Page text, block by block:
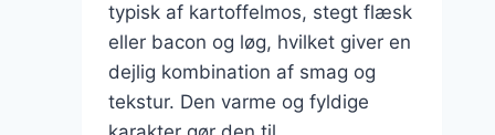
typisk af kartoffelmos, stegt flæsk
eller bacon og løg, hvilket giver en
dejlig kombination af smag og
tekstur. Den varme og fyldige